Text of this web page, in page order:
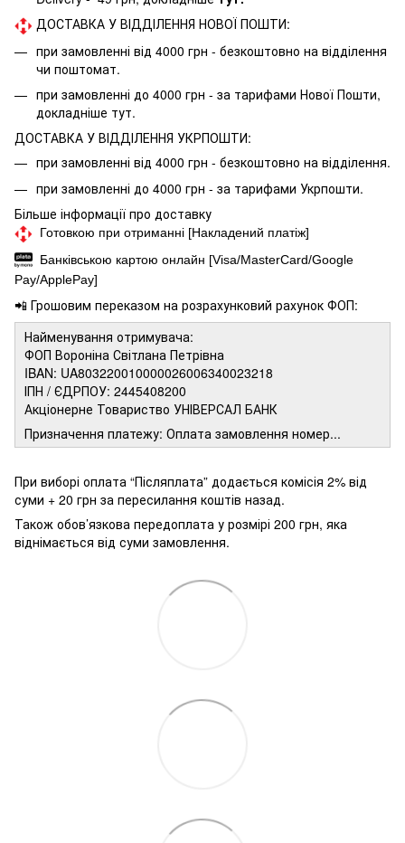
ДОСТАВКА У ВІДДІЛЕННЯ НОВОЇ ПОШТИ:
при замовленні від 4000 грн - безкоштовно на відділення
чи поштомат.
при замовленні до 4000 грн - за тарифами Нової Пошти,
докладніше тут.
ДОСТАВКА У ВІДДІЛЕННЯ УКРПОШТИ:
при замовленні від 4000 грн - безкоштовно на відділення.
при замовленні до 4000 грн - за тарифами Укрпошти.
Більше інформації про доставку
Готовкою при отриманні [Накладений платіж]
Банківською картою онлайн [Visa/MasterCard/Google
Pay/ApplePay]
📲 Грошовим переказом на розрахунковий рахунок ФОП:
Найменування отримувача:
ФОП Вороніна Світлана Петрівна
IBAN: UA803220010000026006340023218
ІПН / ЄДРПОУ: 2445408200
Акціонерне Товариство УНІВЕРСАЛ БАНК
Призначення платежу: Оплата замовлення номер...
При виборі оплата “Післяплата” додається комісія 2% від
суми + 20 грн за пересилання коштів назад.
Також обов’язкова передоплата у розмірі 200 грн, яка
віднімається від суми замовлення.